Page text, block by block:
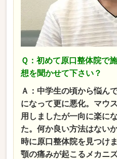
Ｑ：初めて原口整体院で
想を聞かせて下さい？
Ａ：中学生の頃から悩ん
になって更に悪化。マウ
用しましたが一向に楽に
た。何か良い方法はない
時に原口整体院を見つけま
顎の痛みが起こるメカニ